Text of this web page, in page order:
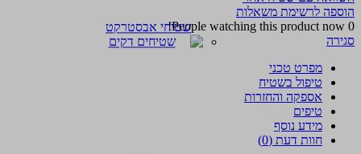
שטיחי אבסטרקט
פלורנס
36
הוספה לרשימת משאלות
0
People watching this product now!
סגירה
מפרט טכני
טיפול בשטיח
אספקה והחזרות
טיפים
מידע נוסף
חוות דעת (0)